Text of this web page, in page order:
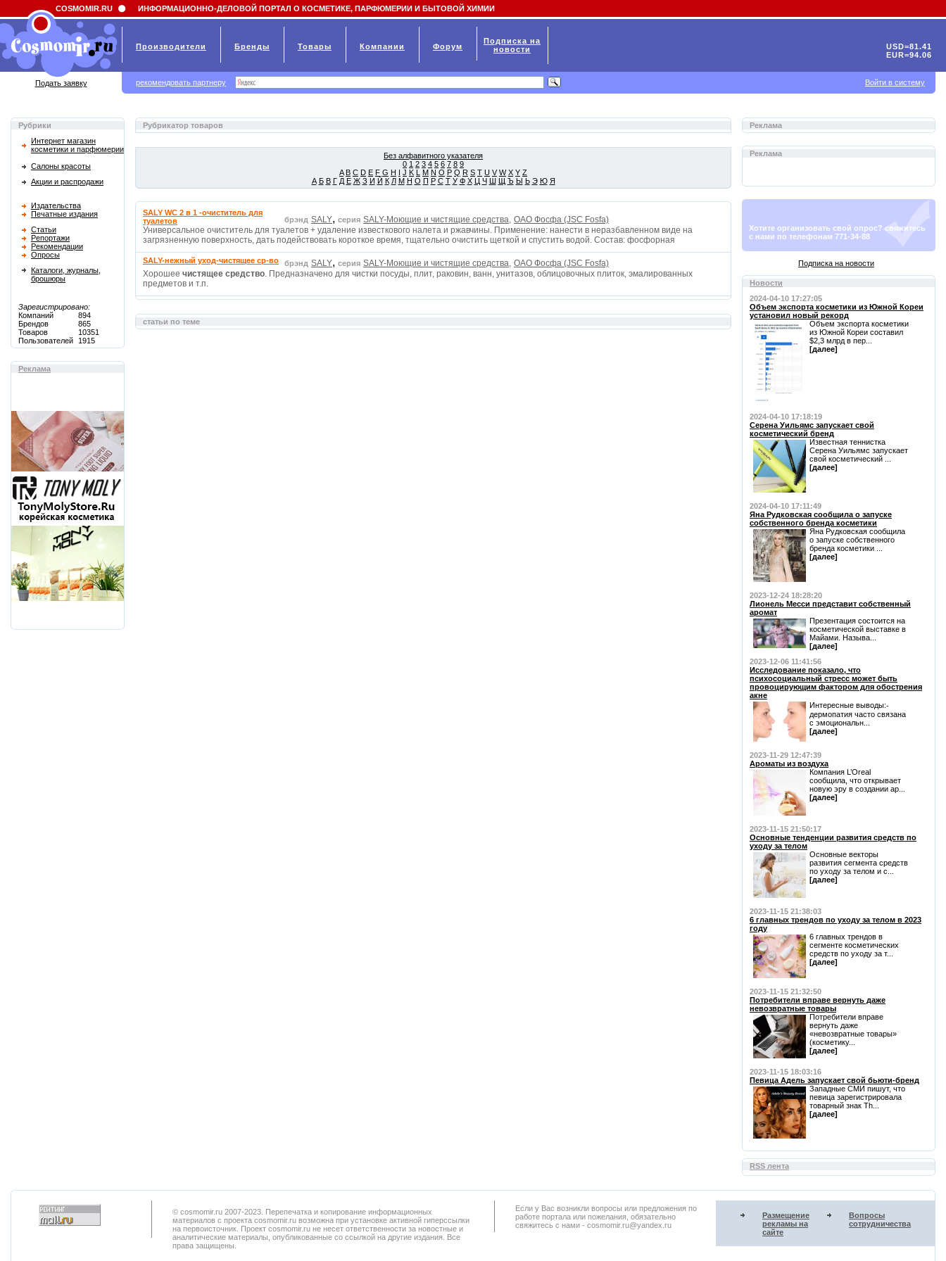
Field 'news_title' doesn't have a default value
Рубрики
Интернет магазин
косметики и парфюмерии
Салоны красоты
Акции и распродажи
Издательства
Печатные издания
Статьи
Репортажи
Рекомендации
Опросы
Каталоги, журналы,
брошюры
Зарегистрировано:
Компаний
894
Брендов
865
Товаров
10351
Пользователей
1915
Реклама
Рубрикатор товаров
Без алфавитного указателя
0 1 2 3 4 5 6 7 8 9
A B C D E F G H I J K L M N O P Q R S T U V W X Y Z
А Б В Г Д Е Ж З И Й К Л М Н О П Р С Т У Ф Х Ц Ч Ш Щ Ъ Ы Ь Э Ю Я
SALY WC 2 в 1 -очиститель для
туалетов
брэнд SALY, серия SALY-Моющие и чистящие средства, ОАО Фосфа (JSC Fosfa)
Универсальное очиститель для туалетов + удаление известкового налета и ржавчины. Применение: нанести в неразбавленном виде на
загрязненную поверхность, дать подействовать короткое время, тщательно очистить щеткой и спустить водой. Состав: фосфорная
SALY-нежный уход-чистящее ср-во брэнд SALY, серия SALY-Моющие и чистящие средства, ОАО Фосфа (JSC Fosfa)
Хорошее чистящее средство. Предназначено для чистки посуды, плит, раковин, ванн, унитазов, облицовочных плиток, эмалированных
предметов и т.п.
статьи по теме
Реклама
Реклама
Хотите организовать свой опрос? свяжитесь
с нами по телефонам 771-34-88
Подписка на новости
Новости
2024-04-10 17:27:05
Объем экспорта косметики из Южной Кореи
установил новый рекорд
Объем экспорта косметики
из Южной Кореи составил
$2,3 млрд в пер...
[далее]
2024-04-10 17:18:19
Серена Уильямс запускает свой
косметический бренд
Известная теннистка
Серена Уильямс запускает
свой косметический ...
[далее]
2024-04-10 17:11:49
Яна Рудковская сообщила о запуске
собственного бренда косметики
Яна Рудковская сообщила
о запуске собственного
бренда косметики ...
[далее]
2023-12-24 18:28:20
Лионель Месси представит собственный
аромат
Презентация состоится на
косметической выставке в
Майами. Называ...
[далее]
2023-12-06 11:41:56
Исследование показало, что
психосоциальный стресс может быть
провоцирующим фактором для обострения
акне
Интересные выводы:⁃
дермопатия часто связана
с эмоциональн...
[далее]
2023-11-29 12:47:39
Ароматы из воздуха
Компания L’Oreal
сообщила, что открывает
новую эру в создании ар...
[далее]
2023-11-15 21:50:17
Основные тенденции развития средств по
уходу за телом
Основные векторы
развития сегмента средств
по уходу за телом и с...
[далее]
2023-11-15 21:38:03
6 главных трендов по уходу за телом в 2023
году
6 главных трендов в
сегменте косметических
средств по уходу за т...
[далее]
2023-11-15 21:32:50
Потребители вправе вернуть даже
невозвратные товары
Потребители вправе
вернуть даже
«невозвратные товары»
(косметику...
[далее]
2023-11-15 18:03:16
Певица Адель запускает свой бьюти-бренд
Западные СМИ пишут, что
певица зарегистрировала
товарный знак Th...
[далее]
RSS лента
© cosmomir.ru 2007-2023. Перепечатка и копирование информационных
материалов с проекта cosmomir.ru возможна при установке активной гиперссылки
на первоисточник. Проект cosmomir.ru не несет ответственности за новостные и
аналитические материалы, опубликованные со ссылкой на другие издания. Все
права защищены.
Если у Вас возникли вопросы или предложения по
работe портала или пожелания, обязательно
свяжитесь с нами - cosmomir.ru@yandex.ru
Размещение
рекламы на
сайте
Вопросы
сотрудничества
COSMOMIR.RU ИНФОРМАЦИОННО-ДЕЛОВОЙ ПОРТАЛ О КОСМЕТИКЕ, ПАРФЮМЕРИИ И БЫТОВОЙ ХИМИИ
Производители Бренды Товары Компании Форум
Подписка на
новости
USD=81.41
EUR=94.06
Подать заявку рекомендовать партнеру Войти в систему